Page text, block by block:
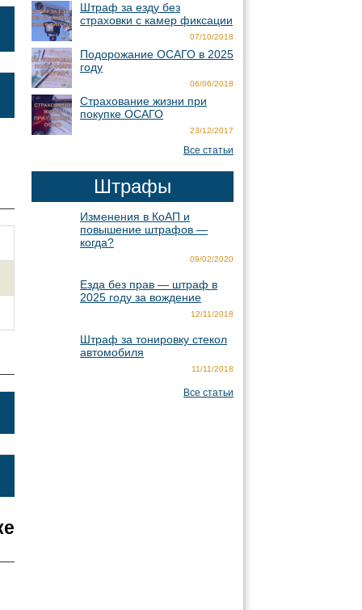
Штраф за езду без
страховки с камер фиксации
07/10/2018
Подорожание ОСАГО в 2025
году
06/06/2018
Страхование жизни при
покупке ОСАГО
23/12/2017
Все статьи
Штрафы
Изменения в КоАП и
повышение штрафов —
когда?
09/02/2020
Езда без прав — штраф в
2025 году за вождение
12/11/2018
Штраф за тонировку стекол
автомобиля
11/11/2018
Все статьи